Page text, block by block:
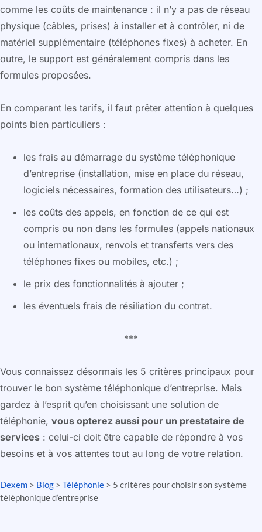
comme les coûts de maintenance : il n’y a pas de réseau
physique (câbles, prises) à installer et à contrôler, ni de
matériel supplémentaire (téléphones fixes) à acheter. En
outre, le support est généralement compris dans les
formules proposées.
En comparant les tarifs, il faut prêter attention à quelques
points bien particuliers :
les frais au démarrage du système téléphonique
d’entreprise (installation, mise en place du réseau,
logiciels nécessaires, formation des utilisateurs…) ;
les coûts des appels, en fonction de ce qui est
compris ou non dans les formules (appels nationaux
ou internationaux, renvois et transferts vers des
téléphones fixes ou mobiles, etc.) ;
le prix des fonctionnalités à ajouter ;
les éventuels frais de résiliation du contrat.
***
Vous connaissez désormais les 5 critères principaux pour
trouver le bon système téléphonique d’entreprise. Mais
gardez à l’esprit qu’en choisissant une solution de
téléphonie, vous opterez aussi pour un prestataire de
services : celui-ci doit être capable de répondre à vos
besoins et à vos attentes tout au long de votre relation.
Dexem > Blog > Téléphonie > 5 critères pour choisir son système
téléphonique d’entreprise